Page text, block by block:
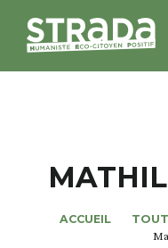
MAGAZINES
NOS THÈMES
ACCUEIL